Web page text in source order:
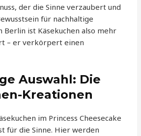
der die Sinne verzaubert und
für nachhaltige
Berlin ist Käsekuchen also mehr
– er verkörpert einen
Auswahl: Die
Kreationen
im Princess Cheesecake
für die Sinne. Hier werden